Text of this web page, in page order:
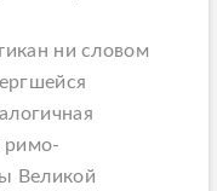
ни словом
римо-
Великой